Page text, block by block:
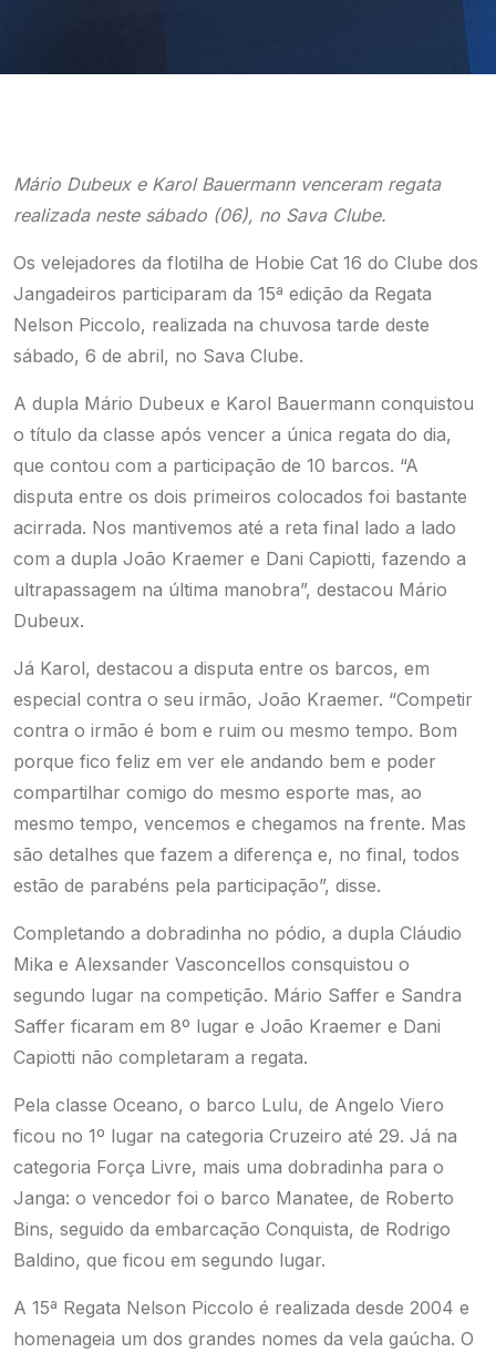
Mário Dubeux e Karol Bauermann venceram regata
realizada neste sábado (06), no Sava Clube.
Os velejadores da flotilha de Hobie Cat 16 do Clube dos
Jangadeiros participaram da 15ª edição da Regata
Nelson Piccolo, realizada na chuvosa tarde deste
sábado, 6 de abril, no Sava Clube.
A dupla Mário Dubeux e Karol Bauermann conquistou
o título da classe após vencer a única regata do dia,
que contou com a participação de 10 barcos. “A
disputa entre os dois primeiros colocados foi bastante
acirrada. Nos mantivemos até a reta final lado a lado
com a dupla João Kraemer e Dani Capiotti, fazendo a
ultrapassagem na última manobra”, destacou Mário
Dubeux.
Já Karol, destacou a disputa entre os barcos, em
especial contra o seu irmão, João Kraemer. “Competir
contra o irmão é bom e ruim ou mesmo tempo. Bom
porque fico feliz em ver ele andando bem e poder
compartilhar comigo do mesmo esporte mas, ao
mesmo tempo, vencemos e chegamos na frente. Mas
são detalhes que fazem a diferença e, no final, todos
estão de parabéns pela participação”, disse.
Completando a dobradinha no pódio, a dupla Cláudio
Mika e Alexsander Vasconcellos consquistou o
segundo lugar na competição. Mário Saffer e Sandra
Saffer ficaram em 8º lugar e João Kraemer e Dani
Capiotti não completaram a regata.
Pela classe Oceano, o barco Lulu, de Angelo Viero
ficou no 1º lugar na categoria Cruzeiro até 29. Já na
categoria Força Livre, mais uma dobradinha para o
Janga: o vencedor foi o barco Manatee, de Roberto
Bins, seguido da embarcação Conquista, de Rodrigo
Baldino, que ficou em segundo lugar.
A 15ª Regata Nelson Piccolo é realizada desde 2004 e
homenageia um dos grandes nomes da vela gaúcha. O